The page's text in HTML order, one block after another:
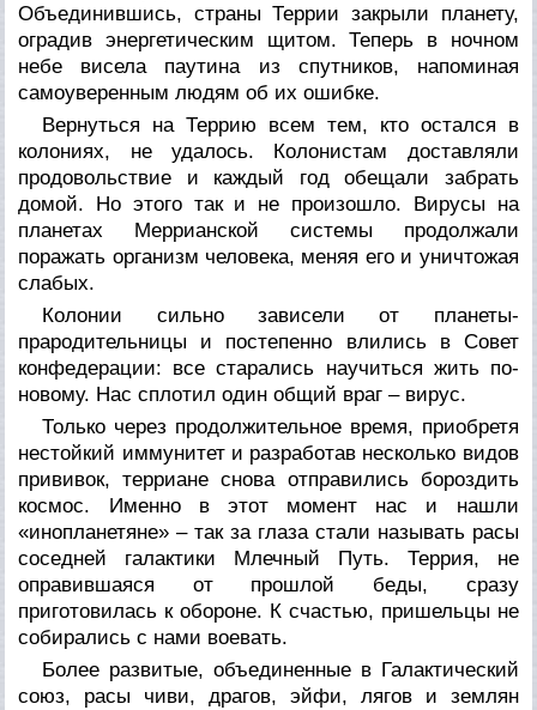
Объединившись, страны Террии закрыли планету,
оградив энергетическим щитом. Теперь в ночном
небе висела паутина из спутников, напоминая
самоуверенным людям об их ошибке.
Вернуться на Террию всем тем, кто остался в
колониях, не удалось. Колонистам доставляли
продовольствие и каждый год обещали забрать
домой. Но этого так и не произошло. Вирусы на
планетах Меррианской системы продолжали
поражать организм человека, меняя его и уничтожая
слабых.
Колонии сильно зависели от планеты-
прародительницы и постепенно влились в Совет
конфедерации: все старались научиться жить по-
новому. Нас сплотил один общий враг – вирус.
Только через продолжительное время, приобретя
нестойкий иммунитет и разработав несколько видов
прививок, терриане снова отправились бороздить
космос. Именно в этот момент нас и нашли
«инопланетяне» – так за глаза стали называть расы
соседней галактики Млечный Путь. Террия, не
оправившаяся от прошлой беды, сразу
приготовилась к обороне. К счастью, пришельцы не
собирались с нами воевать.
Более развитые, объединенные в Галактический
союз, расы чиви, драгов, эйфи, лягов и землян